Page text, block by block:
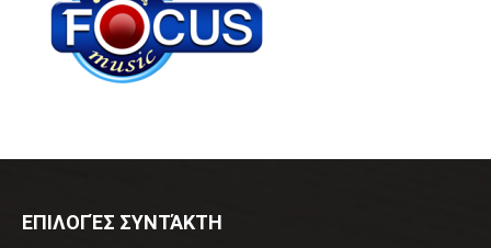
ΕΠΙΛΟΓΈΣ ΣΥΝΤΆΚΤΗ